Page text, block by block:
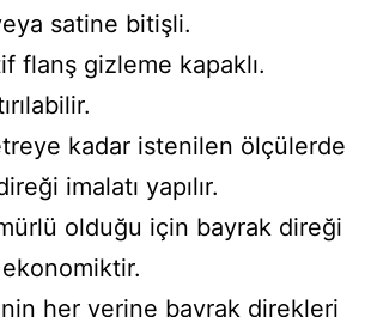
satine bitişli.
flanş gizleme kapaklı.
kadar istenilen ölçülerde
imalatı yapılır.
olduğu için bayrak direği
her yerine bayrak direkleri